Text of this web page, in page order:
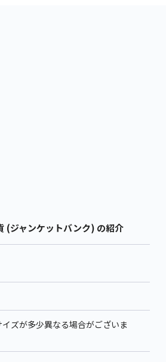
(ジャンケットバンク) の紹介
が多少異なる場合がございま